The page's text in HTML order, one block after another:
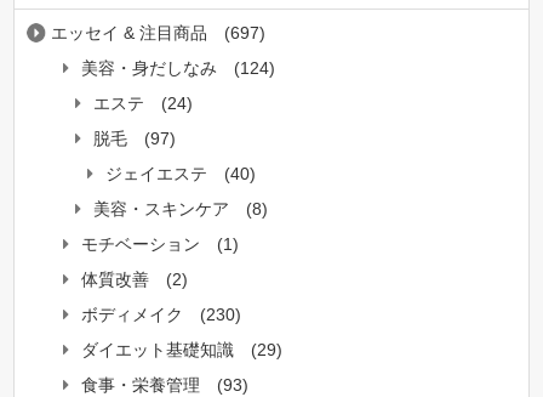
エッセイ & 注目商品
(697)
美容・身だしなみ
(124)
エステ
(24)
脱毛
(97)
ジェイエステ
(40)
美容・スキンケア
(8)
モチベーション
(1)
体質改善
(2)
ボディメイク
(230)
ダイエット基礎知識
(29)
食事・栄養管理
(93)